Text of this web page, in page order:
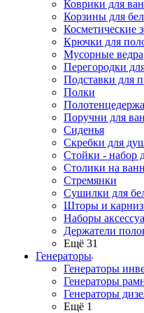
Коврики для
Корзины для
Косметические
Крючки для
Мусорные ведра
Перегородки
Подставки для
Полки
Поручни для
Сиденья
Скребки для
Стойки - набор
Столики на
Стремянки
Сушилки для
Шторы и
Наборы
Держатели
Ещё 31
Генераторы
Генераторы
Генераторы
Генераторы
Ещё 1